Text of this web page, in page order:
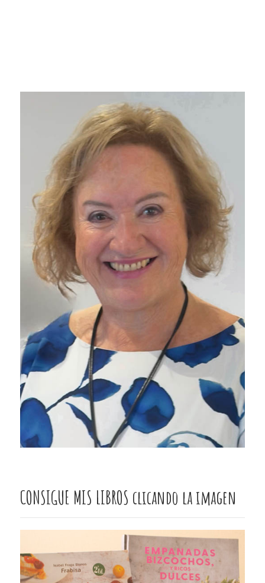
CONSIGUE MIS LIBROS clicando la imagen